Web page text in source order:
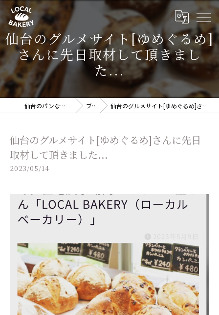
仙台のグルメサイト[ゆめぐるめ]
さんに先日取材して頂きまし
た...
仙台のパンならLOCAL BAKERY ブログ 仙台のグルメサイト[ゆめぐるめ]さんに先日取材して頂きました...
仙台のグルメサイト[ゆめぐるめ]さんに先日
取材して頂きました...
2023/05/14